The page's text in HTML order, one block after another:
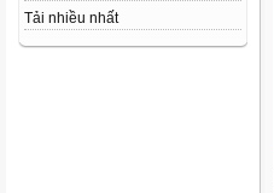
Tải nhiều nhất